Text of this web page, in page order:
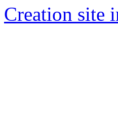
Creation site